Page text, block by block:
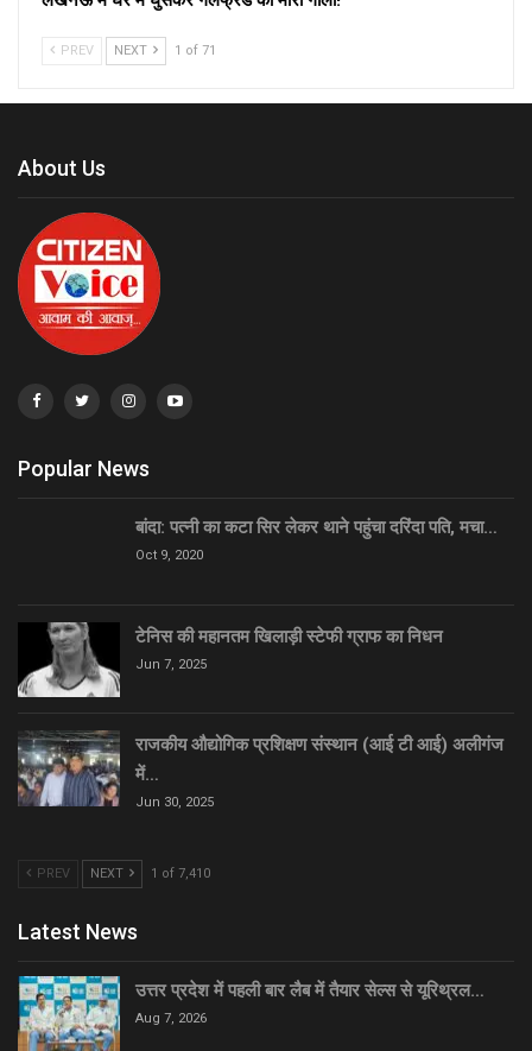
PREV NEXT 1 of 71
About Us
Popular News
बांदा: पत्नी का कटा सिर लेकर थाने पहुंचा दरिंदा पति, मचा…
Oct 9, 2020
टेनिस की महानतम खिलाड़ी स्टेफी ग्राफ का निधन
Jun 7, 2025
राजकीय औद्योगिक प्रशिक्षण संस्थान (आई टी आई) अलीगंज
में…
Jun 30, 2025
PREV NEXT 1 of 7,410
Latest News
उत्तर प्रदेश में पहली बार लैब में तैयार सेल्स से यूरिथ्रल…
Aug 7, 2026